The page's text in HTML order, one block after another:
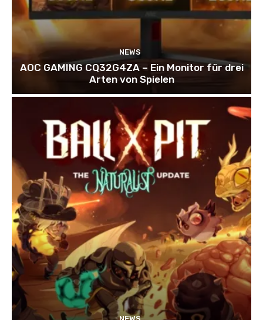
NEWS
AOC GAMING CQ32G4ZA – Ein Monitor für drei
Arten von Spielen